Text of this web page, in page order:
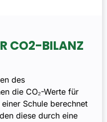
CO2-BILANZ
des
die CO₂-Werte für
Schule berechnet
diese durch eine